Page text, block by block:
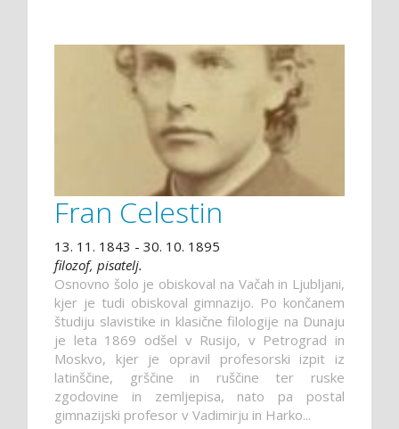
Fran Celestin
13. 11. 1843 - 30. 10. 1895
filozof, pisatelj.
Osnovno šolo je obiskoval na Vačah in Ljubljani,
kjer je tudi obiskoval gimnazijo. Po končanem
študiju slavistike in klasične filologije na Dunaju
je leta 1869 odšel v Rusijo, v Petrograd in
Moskvo, kjer je opravil profesorski izpit iz
latinščine, grščine in ruščine ter ruske
zgodovine in zemljepisa, nato pa postal
gimnazijski profesor v Vadimirju in Harko...